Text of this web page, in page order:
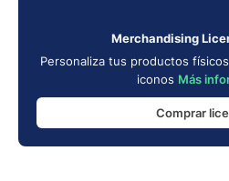
Merchandising
Personaliza tus productos
iconos Más
Comprar